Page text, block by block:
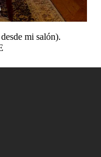
mi salón).